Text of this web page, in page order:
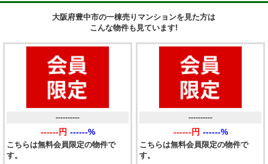
大阪府豊中市の一棟売りマンションを見た方は
こんな物件も見ています!
こちらは無料会員限定の物件で
す。
----------
------円 ------%
こちらは無料会員限定の物件で
す。
----------
------円 ------%